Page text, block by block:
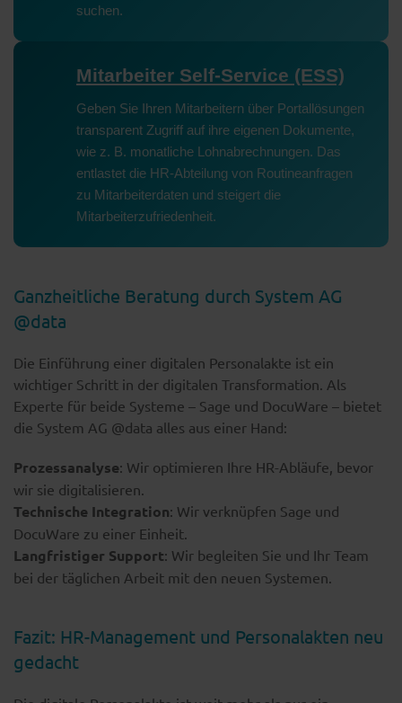
suchen.
Mitarbeiter Self-Service (ESS)
Geben Sie Ihren Mitarbeitern über Portallösungen
transparent Zugriff auf ihre eigenen Dokumente,
wie z. B. monatliche Lohnabrechnungen. Das
entlastet die HR-Abteilung von Routineanfragen
zu Mitarbeiterdaten und steigert die
Mitarbeiterzufriedenheit.
Ganzheitliche Beratung durch System AG
@data
Die Einführung einer digitalen Personalakte ist ein
wichtiger Schritt in der digitalen Transformation. Als
Experte für beide Systeme – Sage und DocuWare – bietet
die System AG @data alles aus einer Hand:
Prozessanalyse: Wir optimieren Ihre HR-Abläufe, bevor
wir sie digitalisieren.
Technische Integration: Wir verknüpfen Sage und
DocuWare zu einer Einheit.
Langfristiger Support: Wir begleiten Sie und Ihr Team
bei der täglichen Arbeit mit den neuen Systemen.
Fazit: HR-Management und Personalakten neu
gedacht